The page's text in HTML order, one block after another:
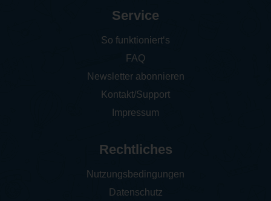
Service
So funktioniert‘s
FAQ
Newsletter abonnieren
Kontakt/Support
Impressum
Rechtliches
Nutzungsbedingungen
Datenschutz